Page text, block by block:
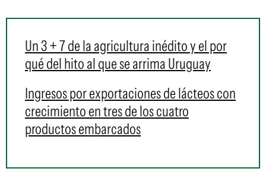
Un 3 + 7 de la agricultura inédito y el por
qué del hito al que se arrima Uruguay
Ingresos por exportaciones de lácteos con
crecimiento en tres de los cuatro
productos embarcados